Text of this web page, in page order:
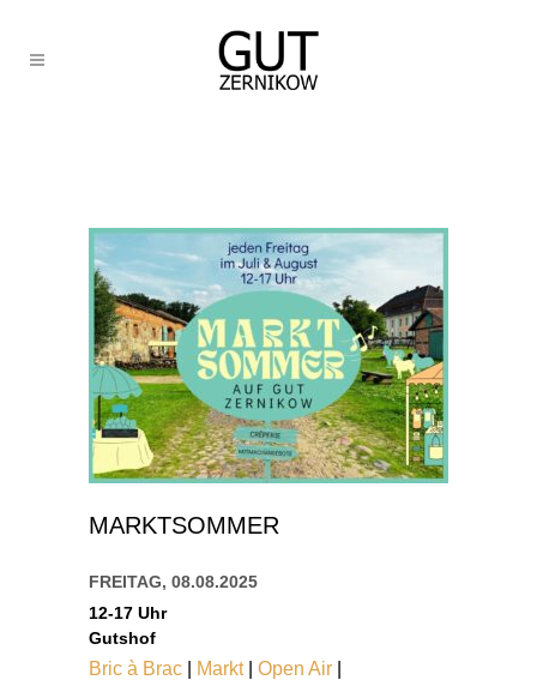
MARKTSOMMER
FREITAG, 08.08.2025
12-17 Uhr
Gutshof
Bric à Brac Markt| Open Air